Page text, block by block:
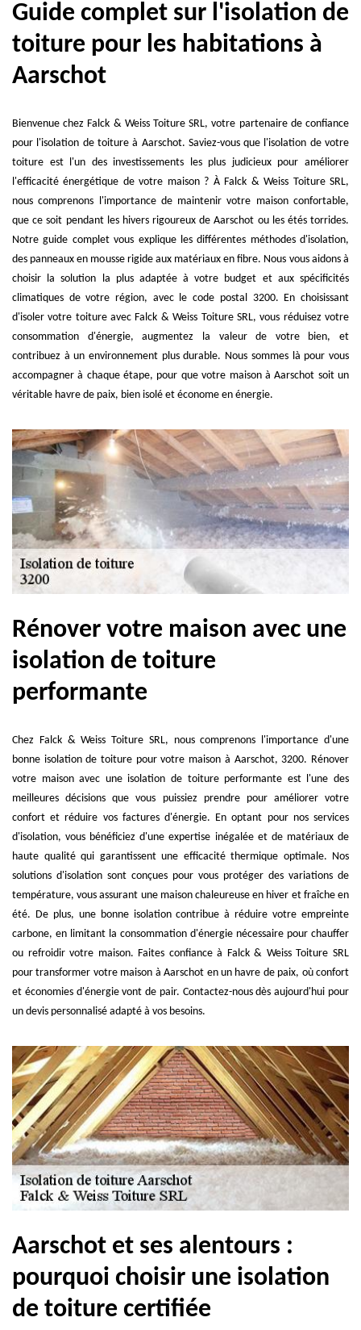
Guide complet sur l'isolation de
toiture pour les habitations à
Aarschot
Bienvenue chez Falck & Weiss Toiture SRL, votre partenaire de confiance
pour l'isolation de toiture à Aarschot. Saviez-vous que l'isolation de votre
toiture est l'un des investissements les plus judicieux pour améliorer
l'efficacité énergétique de votre maison ? À Falck & Weiss Toiture SRL,
nous comprenons l'importance de maintenir votre maison confortable,
que ce soit pendant les hivers rigoureux de Aarschot ou les étés torrides.
Notre guide complet vous explique les différentes méthodes d'isolation,
des panneaux en mousse rigide aux matériaux en fibre. Nous vous aidons à
choisir la solution la plus adaptée à votre budget et aux spécificités
climatiques de votre région, avec le code postal 3200. En choisissant
d'isoler votre toiture avec Falck & Weiss Toiture SRL, vous réduisez votre
consommation d'énergie, augmentez la valeur de votre bien, et
contribuez à un environnement plus durable. Nous sommes là pour vous
accompagner à chaque étape, pour que votre maison à Aarschot soit un
véritable havre de paix, bien isolé et économe en énergie.
Rénover votre maison avec une
isolation de toiture
performante
Chez Falck & Weiss Toiture SRL, nous comprenons l'importance d'une
bonne isolation de toiture pour votre maison à Aarschot, 3200. Rénover
votre maison avec une isolation de toiture performante est l'une des
meilleures décisions que vous puissiez prendre pour améliorer votre
confort et réduire vos factures d'énergie. En optant pour nos services
d'isolation, vous bénéficiez d'une expertise inégalée et de matériaux de
haute qualité qui garantissent une efficacité thermique optimale. Nos
solutions d'isolation sont conçues pour vous protéger des variations de
température, vous assurant une maison chaleureuse en hiver et fraîche en
été. De plus, une bonne isolation contribue à réduire votre empreinte
carbone, en limitant la consommation d'énergie nécessaire pour chauffer
ou refroidir votre maison. Faites confiance à Falck & Weiss Toiture SRL
pour transformer votre maison à Aarschot en un havre de paix, où confort
et économies d'énergie vont de pair. Contactez-nous dès aujourd'hui pour
un devis personnalisé adapté à vos besoins.
Aarschot et ses alentours :
pourquoi choisir une isolation
de toiture certifiée